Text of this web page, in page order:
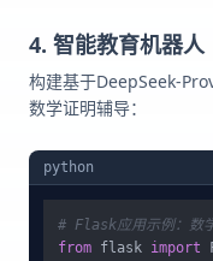
4. 智能教育机器人
构建基于DeepSeek-
数学证明辅导：
python
# Flask应用示例：数
from flask import